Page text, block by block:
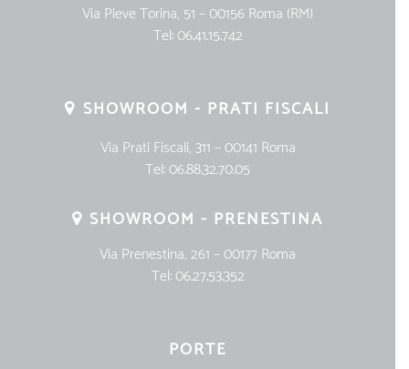
Via Pieve Torina, 51 – 00156 Roma (RM)
Tel:06.41.15.742
SHOWROOM - PRATI FISCALI
Via Prati Fiscali, 311 – 00141 Roma
Tel:06.88.32.70.05
SHOWROOM - PRENESTINA
Via Prenestina, 261 – 00177 Roma
Tel:06.27.53.352
PORTE